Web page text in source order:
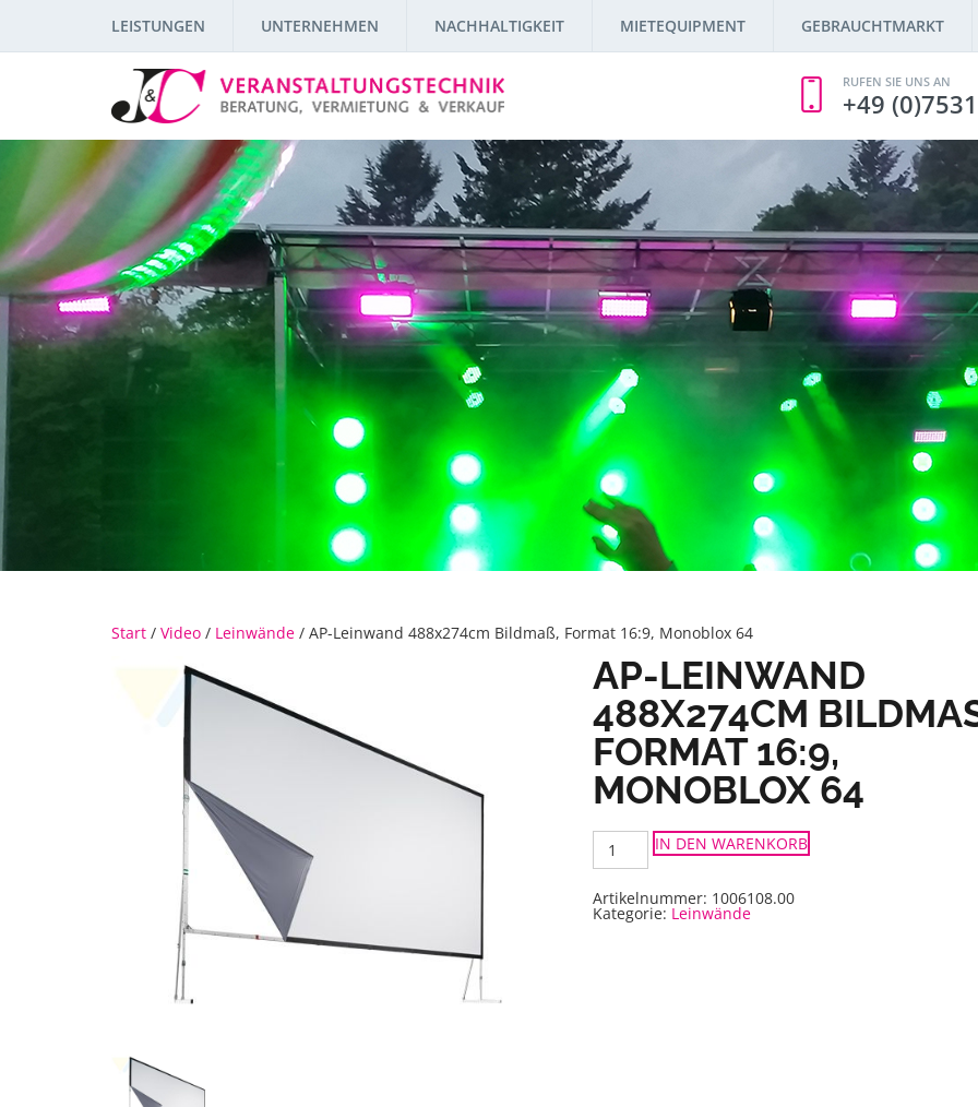
LEISTUNGEN UNTERNEHMEN NACHHALTIGKEIT MIETEQUIPMENT GEBRAUCHTMARKT
RUFEN SIE UNS AN
+49
Start / Video / Leinwände / AP-Leinwand 488x274cm Bildmaß, Format 16:9, Monoblox 64
AP-LEINWAND
488X274CM
ORMAT 16:9, M
ONOBLOX 64
AP-
Leinwand
488x274cm
Format
16:9,
Monoblox
IN DEN WARENKORB
Artikelnummer: 1006108.00
Kategorie: Leinwände